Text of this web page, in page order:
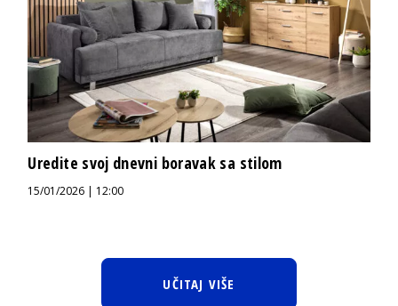
Uredite svoj dnevni boravak sa stilom
15/01/2026 | 12:00
UČITAJ VIŠE